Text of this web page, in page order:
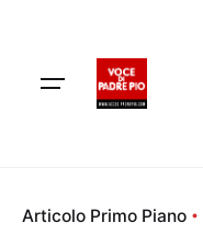
content
Articolo Primo Piano